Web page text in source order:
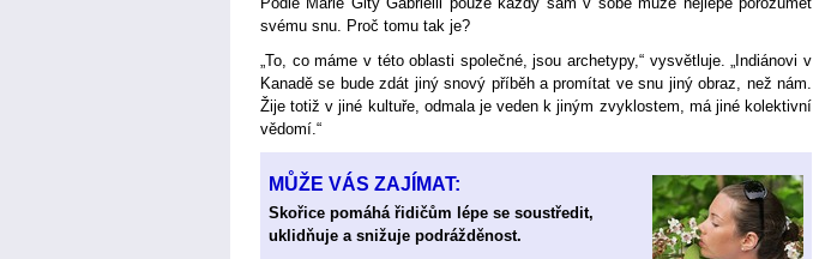
svému snu. Proč tomu tak je?
„To, co máme v této oblasti společné, jsou archetypy,“ vysvětluje. „Indiánovi v
Kanadě se bude zdát jiný snový příběh a promítat ve snu jiný obraz, než nám.
Žije totiž v jiné kultuře, odmala je veden k jiným zvyklostem, má jiné kolektivní
vědomí.“
MŮŽE VÁS ZAJÍMAT:
Skořice pomáhá řidičům lépe se soustředit,
uklidňuje a snižuje podrážděnost.